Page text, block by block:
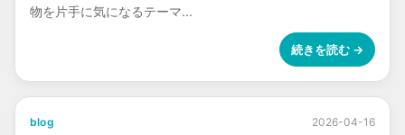
物を片手に気になるテーマ...
続きを読む →
blog 2026-04-16